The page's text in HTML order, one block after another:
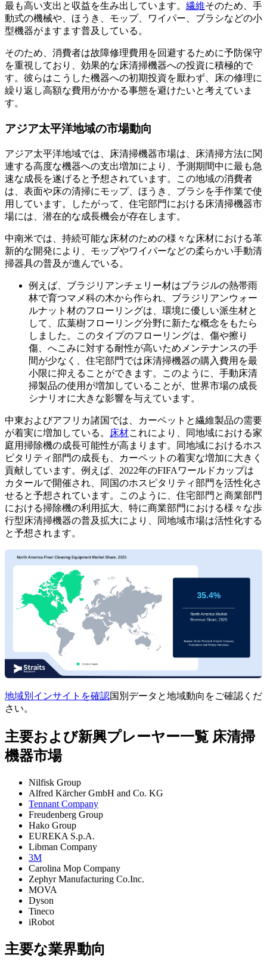
最も高い支出と収益を生み出しています。 繊維そのため、手
動式の機械や、ほうき、モップ、ワイパー、ブラシなどの小
型機器がますます普及している。
そのため、消費者は故障修理費用を回避するために予防保守
を重視しており、効果的な床清掃機器への投資に積極的で
す。彼らはこうした機器への初期投資を厭わず、床の修理に
繰り返し高額な費用がかかる事態を避けたいと考えていま
す。
アジア太平洋地域の市場動向
アジア太平洋地域では、床清掃機器市場は、床清掃方法に関
連する高度な機器への支出増加により、予測期間中に最も急
速な成長を遂げると予想されています。この地域の消費者
は、表面や床の清掃にモップ、ほうき、ブラシを手作業で使
用しています。したがって、住宅部門における床清掃機器市
場には、潜在的な成長機会が存在します。
中南米では、持続可能な床材のための様々な床材における革
新的な開発により、モップやワイパーなどの柔らかい手動清
掃器具の普及が進んでいる。
例えば、ブラジリアンチェリー材はブラジルの熱帯雨
林で育つマメ科の木から作られ、ブラジリアンウォー
ルナット材のフローリングは、環境に優しい派生材と
して、広葉樹フローリング分野に新たな概念をもたら
しました。このタイプのフローリングは、傷や擦り
傷、へこみに対する耐性が高いためメンテナンスの手
間が少なく、住宅部門では床清掃機器の購入費用を最
小限に抑えることができます。このように、手動床清
掃製品の使用が増加していることが、世界市場の成長
シナリオに大きな影響を与えています。
中東およびアフリカ諸国では、カーペットと繊維製品の需要
が着実に増加している。
床材これにより、同地域における家
庭用掃除機の成長可能性が高まります。同地域におけるホス
ピタリティ部門の成長も、カーペットの着実な増加に大きく
貢献しています。例えば、2022年のFIFAワールドカップは
カタールで開催され、同国のホスピタリティ部門を活性化さ
せると予想されています。このように、住宅部門と商業部門
における掃除機の利用拡大、特に商業部門における様々な歩
行型床清掃機器の普及拡大により、同地域市場は活性化する
と予想されます。
地域別インサイトを確認国別データと地域動向をご確認くだ
さい。
主要および新興プレーヤー一覧 床清掃
機器市場
Nilfisk Group
Alfred Kärcher GmbH and Co. KG
Tennant Company
Freudenberg Group
Hako Group
EUREKA S.p.A.
Libman Company
3M
Carolina Mop Company
Zephyr Manufacturing Co.Inc.
MOVA
Dyson
Tineco
iRobot
主要な業界動向